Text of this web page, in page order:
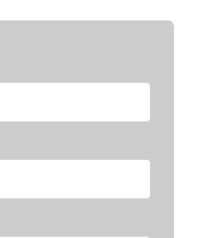
497 584 666